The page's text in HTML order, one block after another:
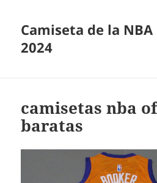
Camiseta de la
2024
camisetas nba
baratas